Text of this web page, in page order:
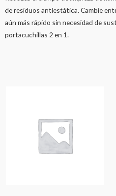
de residuos antiestática. Cambie
aún más rápido sin necesidad de
portacuchillas 2 en 1.